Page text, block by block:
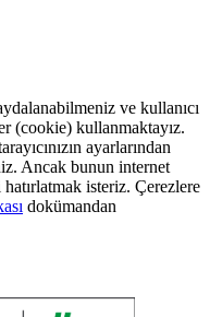
ve kullanıcı
(cookie) kullanmaktayız.
ayarlarından
Ancak bunun internet
isteriz. Çerezlere
dokümandan